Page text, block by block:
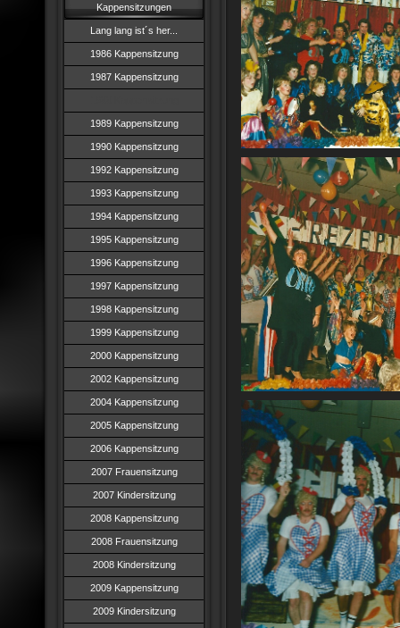
Kappensitzungen
Lang lang ist´s her...
1986 Kappensitzung
1987 Kappensitzung
1989 Kappensitzung
1990 Kappensitzung
1992 Kappensitzung
1993 Kappensitzung
1994 Kappensitzung
1995 Kappensitzung
1996 Kappensitzung
1997 Kappensitzung
1998 Kappensitzung
1999 Kappensitzung
2000 Kappensitzung
2002 Kappensitzung
2004 Kappensitzung
2005 Kappensitzung
2006 Kappensitzung
2007 Frauensitzung
2007 Kindersitzung
2008 Kappensitzung
2008 Frauensitzung
2008 Kindersitzung
2009 Kappensitzung
2009 Kindersitzung